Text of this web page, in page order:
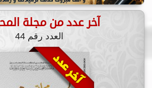
آخر عدد من مجلة
العدد رقم 44